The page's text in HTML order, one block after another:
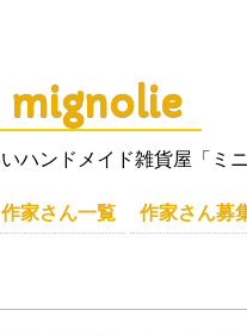
mignolie
ハンドメイド雑貨屋「ミ
作家さん一覧 作家さん募